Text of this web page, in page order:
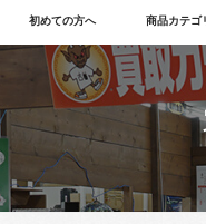
初めての方へ 商品カテゴ